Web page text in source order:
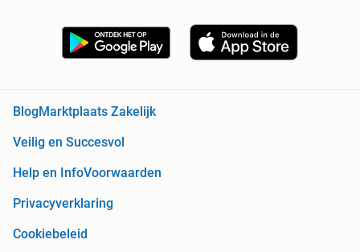
Blog Marktplaats Zakelijk
Veilig en Succesvol
Help en InfoVoorwaarden
Privacyverklaring
Cookiebeleid